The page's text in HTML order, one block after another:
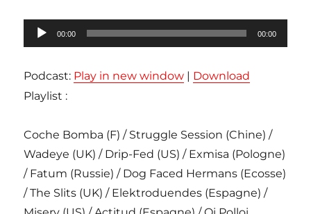
Lecteur
audio
00:00 00:00
Podcast: Play in new window | Download
Playlist :
Coche Bomba (F) / Struggle Session (Chine) /
Wadeye (UK) / Drip-Fed (US) / Exmisa (Pologne)
/ Fatum (Russie) / Dog Faced Hermans (Ecosse)
/ The Slits (UK) / Elektroduendes (Espagne) /